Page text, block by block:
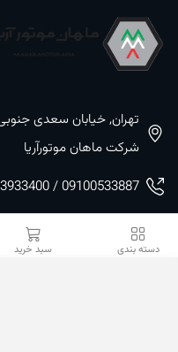
دسته بندی سبد خرید
شرکت ماهان موتورآریا
09100533887 / 02133933400
02133941528